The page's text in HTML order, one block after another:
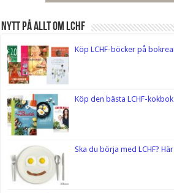
Nytt på Allt om LCHF
Köp LCHF-böcker på
Köp den bästa LCHF-
Ska du börja med LCHF?